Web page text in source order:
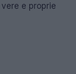
e proprie